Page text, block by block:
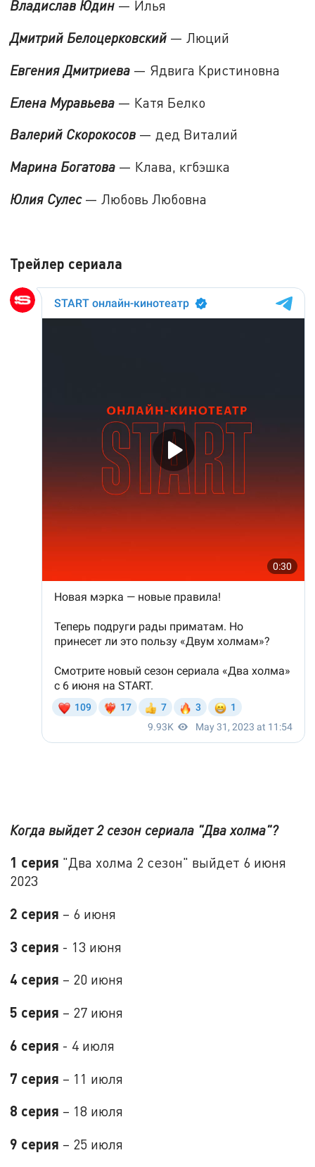
Владислав Юдин — Илья
Дмитрий Белоцерковский — Люций
Евгения Дмитриева — Ядвига Кристиновна
Елена Муравьева — Катя Белко
Валерий Скорокосов — дед Виталий
Марина Богатова — Клава, кгбэшка
Юлия Сулес— Любовь Любовна
Трейлер сериала
Когда выйдет 2 сезон сериала "Два холма"?
1 серия "Два холма 2 сезон" выйдет 6 июня
2023
2 серия – 6 июня
3 серия - 13 июня
4 серия – 20 июня
5 серия – 27 июня
6 серия - 4 июля
7 серия – 11 июля
8 серия – 18 июля
9 серия – 25 июля